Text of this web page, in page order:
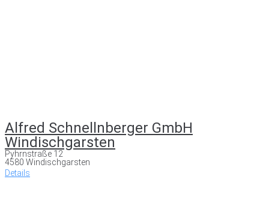
Alfred Schnellnberger GmbH
Windischgarsten
Pyhrnstraße 12
4580 Windischgarsten
Details